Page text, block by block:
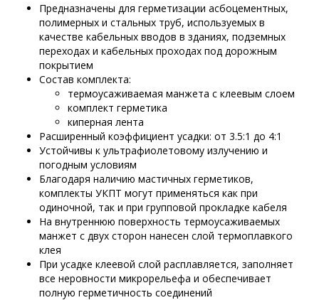
Предназначены для герметизации асбоцементных,
полимерных и стальных труб, используемых в
качестве кабельных вводов в зданиях, подземных
переходах и кабельных проходах под дорожным
покрытием
Состав комплекта:
термоусаживаемая манжета с клеевым слоем
комплект герметика
киперная лента
Расширенный коэффициент усадки: от 3.5:1 до 4:1
Устойчивы к ультрафиолетовому излучению и
погодным условиям
Благодаря наличию мастичных герметиков,
комплекты УКПТ могут применяться как при
одиночной, так и при групповой прокладке кабеля
На внутреннюю поверхность термоусаживаемых
манжет с двух сторон нанесен слой термоплавкого
клея
При усадке клеевой слой расплавляется, заполняет
все неровности микрорельефа и обеспечивает
полную герметичность соединений